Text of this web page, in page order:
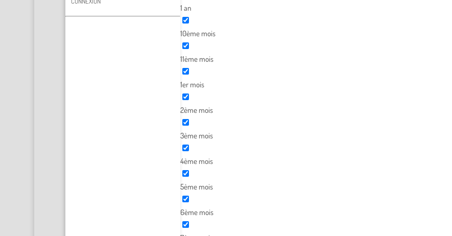
1 an
10ème mois
11ème mois
1er mois
2ème mois
3ème mois
4ème mois
5ème mois
6ème mois